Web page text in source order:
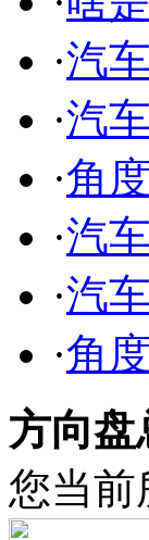
·汽
·汽
·角
·汽
·汽
·角
方向盘
您当前